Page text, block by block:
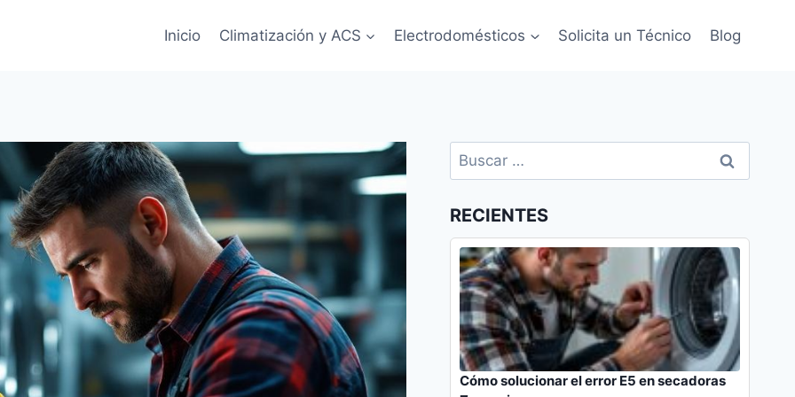
Inicio Climatización y ACS Electrodomésticos Solicita un Técnico Blog
Buscar:
RECIENTES
Cómo solucionar el error E5 en secadoras